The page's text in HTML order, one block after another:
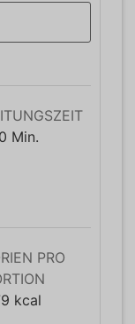
Minuten
Min.
PRO
kcal